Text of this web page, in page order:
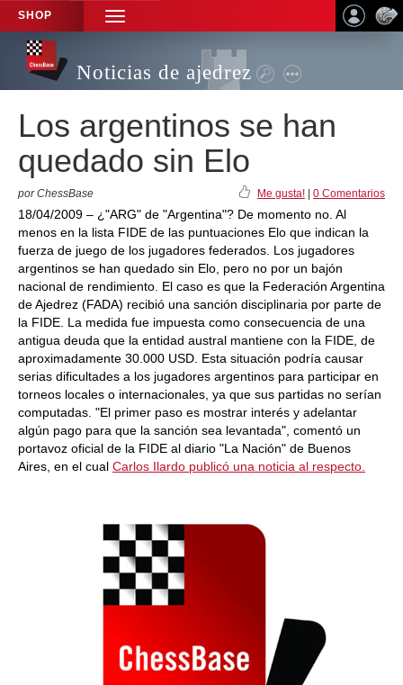
SHOP
TOGGLE
NAVIGATION
Noticias de ajedrez
Los argentinos se han
quedado sin Elo
por ChessBase Me gusta! 0 Comentarios
18/04/2009 – ¿"ARG" de "Argentina"? De momento no. Al
menos en la lista FIDE de las puntuaciones Elo que indican la
fuerza de juego de los jugadores federados. Los jugadores
argentinos se han quedado sin Elo, pero no por un bajón
nacional de rendimiento. El caso es que la Federación Argentina
de Ajedrez (FADA) recibió una sanción disciplinaria por parte de
la FIDE. La medida fue impuesta como consecuencia de una
antigua deuda que la entidad austral mantiene con la FIDE, de
aproximadamente 30.000 USD. Esta situación podría causar
serias dificultades a los jugadores argentinos para participar en
torneos locales o internacionales, ya que sus partidas no serían
computadas. "El primer paso es mostrar interés y adelantar
algún pago para que la sanción sea levantada", comentó un
portavoz oficial de la FIDE al diario "La Nación" de Buenos
Aires, en el cual Carlos Ilardo publicó una noticia al respecto.